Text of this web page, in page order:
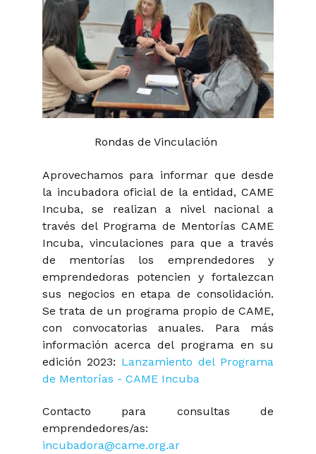
Rondas de Vinculación
Aprovechamos para informar que desde
la incubadora oficial de la entidad, CAME
Incuba, se realizan a nivel nacional a
través del Programa de Mentorías CAME
Incuba, vinculaciones para que a través
de mentorías los emprendedores y
emprendedoras potencien y fortalezcan
sus negocios en etapa de consolidación.
Se trata de un programa propio de CAME,
con convocatorias anuales. Para más
información acerca del programa en su
edición 2023: Lanzamiento del Programa
de Mentorías - CAME Incuba
Contacto para consultas de
emprendedores/as:
incubadora@came.org.ar